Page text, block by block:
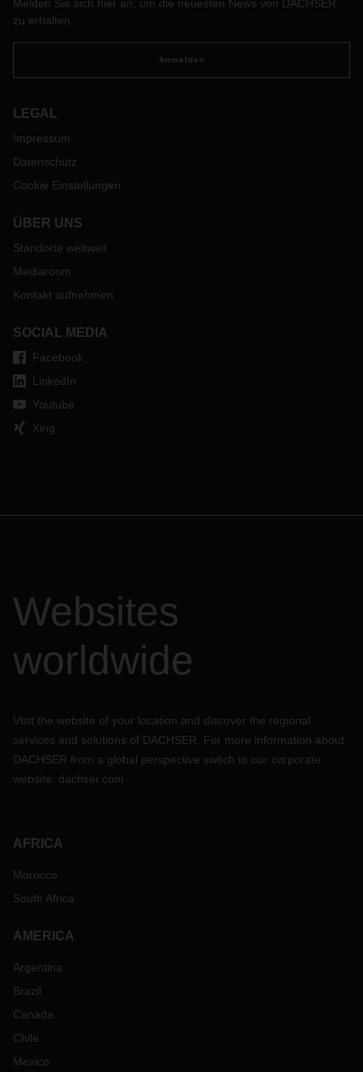
Was zeichnet DACHSER aus, weshalb Kunden ihre
Melden Sie sich hier an, um die neuesten News von DACHSER
zu erhalten.
Anmelden
LEGAL
Impressum
Datenschutz
Cookie Einstellungen
ÜBER UNS
Standorte weltweit
Mediaroom
Kontakt aufnehmen
SOCIAL MEDIA
Facebook
LinkedIn
Youtube
Xing
Websites
worldwide
Visit the website of your location and discover the regional
services and solutions of DACHSER. For more information about
DACHSER from a global perspective switch to our corporate
website: dachser.com
AFRICA
Morocco
South Africa
AMERICA
Argentina
Brazil
Canada
Chile
Mexico